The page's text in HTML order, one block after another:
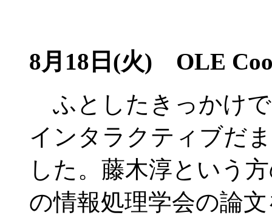
8月18日(火) OLE
ふとしたきっかけで
インタラクティブだ
した。藤木淳という
の情報処理学会の論